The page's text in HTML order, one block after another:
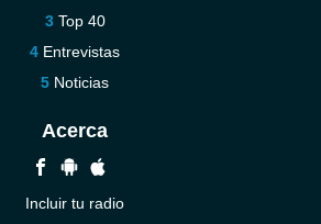
Top 40
Entrevistas
Noticias
Acerca
Incluir tu radio